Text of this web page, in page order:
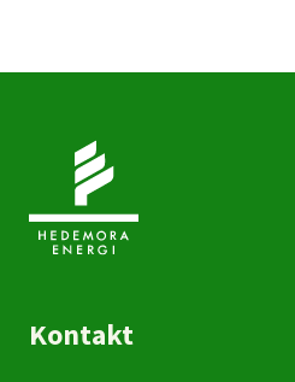
Kontakt